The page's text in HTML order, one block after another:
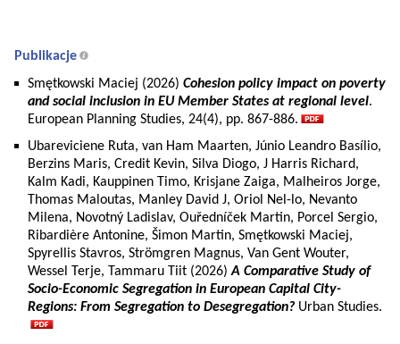
Publikacje
Smętkowski Maciej (2026) Cohesion policy impact on poverty
and social inclusion in EU Member States at regional level.
European Planning Studies, 24(4), pp. 867-886.
Ubareviciene Ruta, van Ham Maarten, Júnio Leandro Basílio,
Berzins Maris, Credit Kevin, Silva Diogo, J Harris Richard,
Kalm Kadi, Kauppinen Timo, Krisjane Zaiga, Malheiros Jorge,
Thomas Maloutas, Manley David J, Oriol Nel-lo, Nevanto
Milena, Novotný Ladislav, Ouředníček Martin, Porcel Sergio,
Ribardière Antonine, Šimon Martin, Smętkowski Maciej,
Spyrellis Stavros, Strömgren Magnus, Van Gent Wouter,
Wessel Terje, Tammaru Tiit (2026)A Comparative Study of
Socio-Economic Segregation in European Capital City-
Regions: From Segregation to Desegregation? Urban Studies.